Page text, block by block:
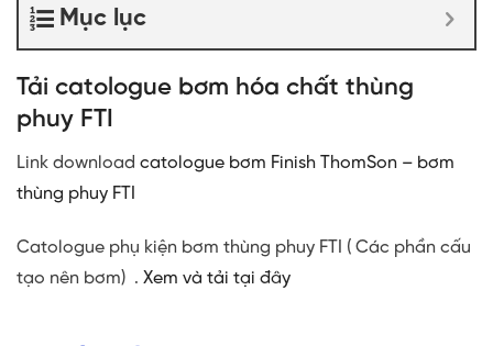
Mục lục
Tải catologue bơm hóa chất thùng
phuy FTI
Link download catologue bơm Finish ThomSon – bơm
thùng phuy FTI
Catologue phụ kiện bơm thùng phuy FTI ( Các phần cấu
tạo nên bơm) . Xem và tải tại đây